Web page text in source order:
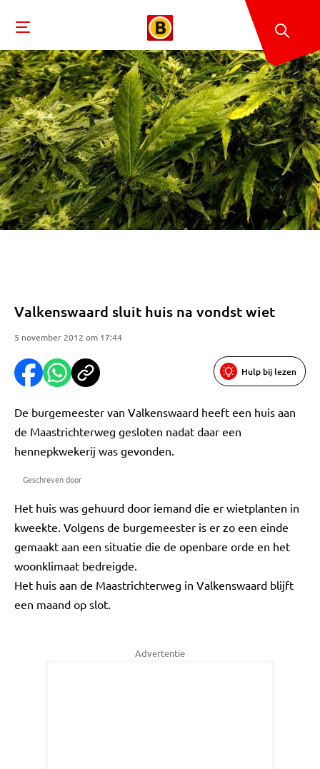
Valkenswaard sluit huis na vondst wiet
5 november 2012 om 17:44
Hulp bij lezen
De burgemeester van Valkenswaard heeft een huis aan
de Maastrichterweg gesloten nadat daar een
hennepkwekerij was gevonden.
Geschreven door
Het huis was gehuurd door iemand die er wietplanten in
kweekte. Volgens de burgemeester is er zo een einde
gemaakt aan een situatie die de openbare orde en het
woonklimaat bedreigde.
Het huis aan de Maastrichterweg in Valkenswaard blijft
een maand op slot.
Advertentie